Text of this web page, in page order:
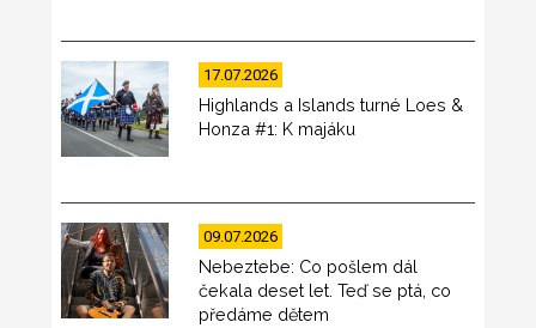
17.07.2026
Highlands a Islands turné Loes &
Honza #1: K majáku
09.07.2026
Nebeztebe: Co pošlem dál
čekala deset let. Teď se ptá, co
předáme dětem